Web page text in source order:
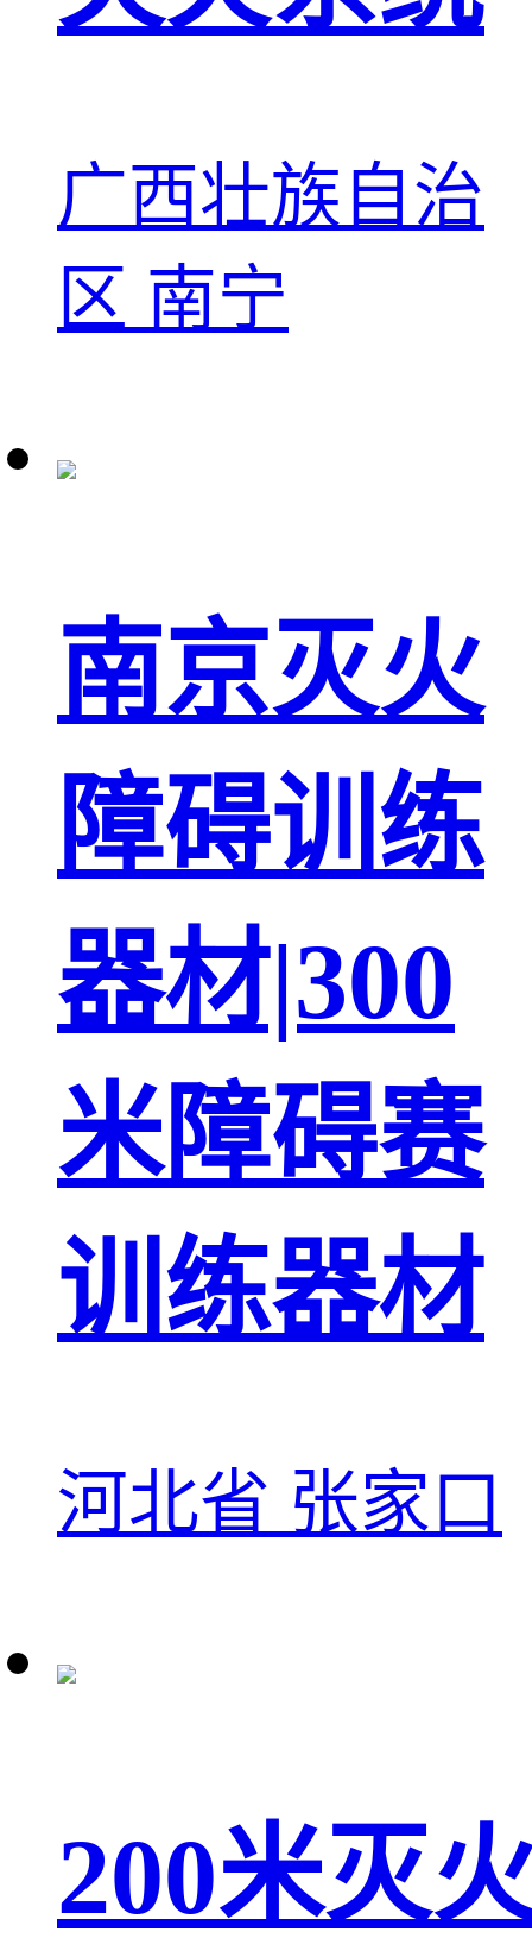
广西壮族自治
区 南宁
南京灭火
障碍训练
器材|300
米障碍赛
训练器材
河北省 张家口
200米灭